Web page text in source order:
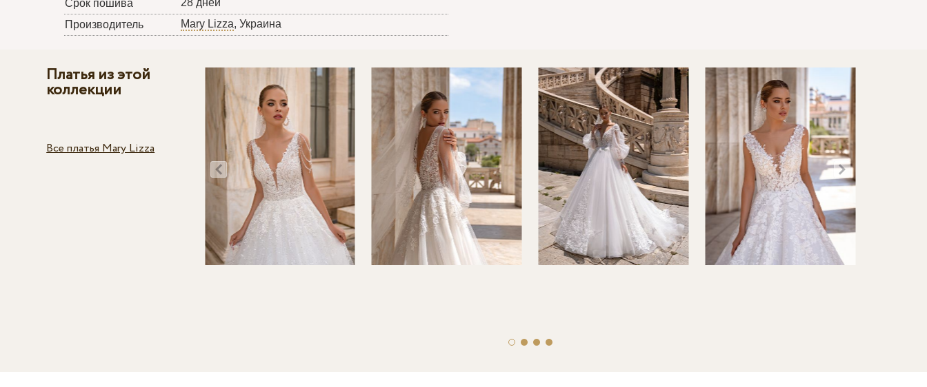
Срок пошива
28 дней
Производитель
Mary Lizza, Украина
Платья из этой
коллекции
Все платья Mary Lizza